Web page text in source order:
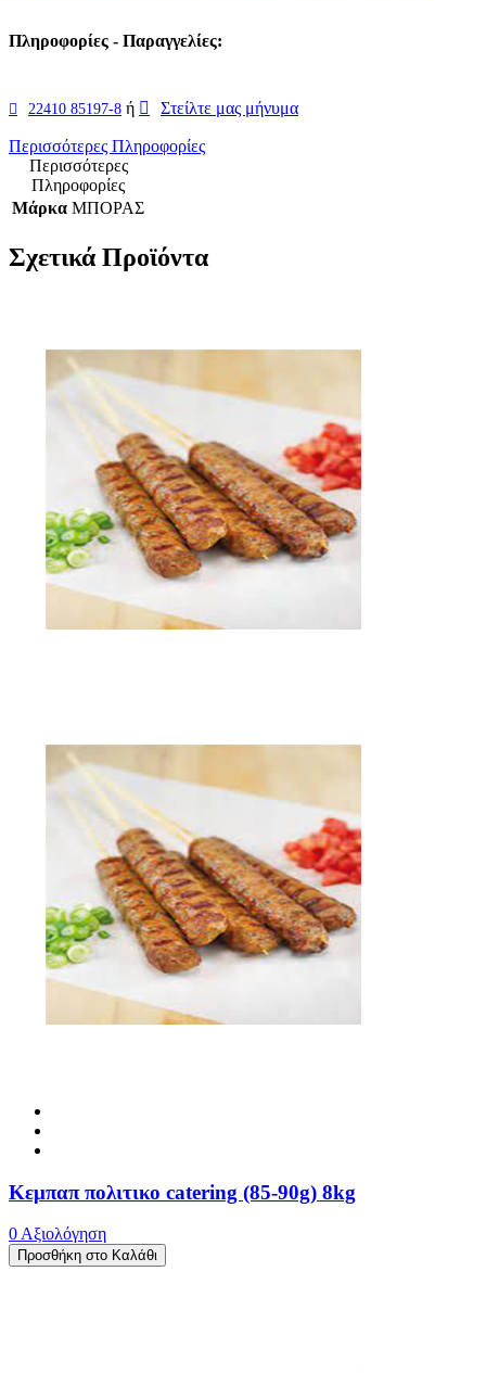
Πληροφορίες - Παραγγελίες:
22410 85197-8 ή Στείλτε μας μήνυμα
Περισσότερες Πληροφορίες
Περισσότερες
Πληροφορίες
Μάρκα ΜΠΟΡΑΣ
Σχετικά Προϊόντα
Κεμπαπ πολιτικο catering (85-90g) 8kg
0 Αξιολόγηση
Προσθήκη στο Καλάθι